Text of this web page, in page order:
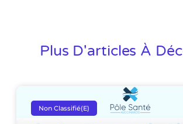
Plus D'articles À
Non Classifié(e)